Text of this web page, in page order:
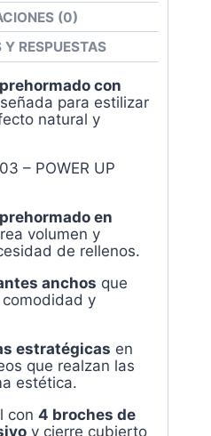
(0)
Y RESPUESTAS
con
para estilizar
natural y
– POWER UP
en
volumen y
de rellenos.
anchos que
y
estratégicas en
que realzan las
estética.
con 4 broches de
y cierre cubierto